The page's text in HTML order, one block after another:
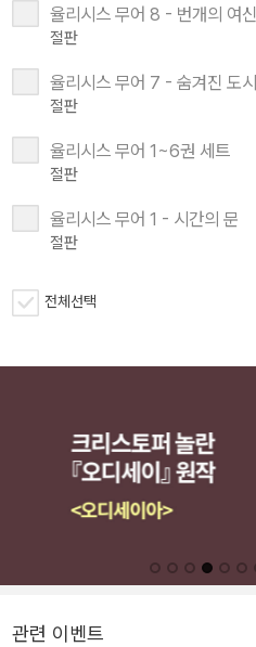
율리시스 무어 8 - 번개의 여신
절판
율리시스 무어 7 - 숨겨진 도시
절판
율리시스 무어 1~6권 세트
절판
율리시스 무어 1 - 시간의 문
절판
전체선택
관련 이벤트